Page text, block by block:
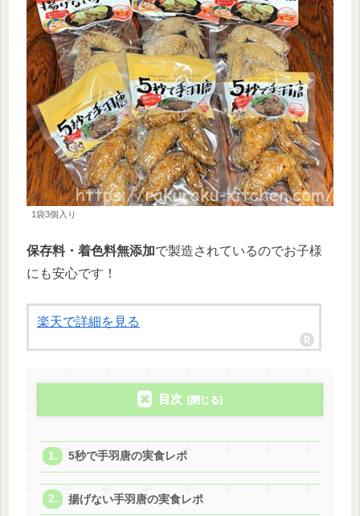
1袋3個入り
保存料・着色料無添加で製造されているのでお子様
にも安心です！
楽天で詳細を見る
目次
5秒で手羽唐の実食レポ
揚げない手羽唐の実食レポ